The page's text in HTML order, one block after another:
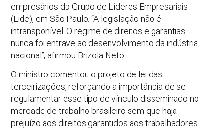
empresários do Grupo de Líderes Empresariais
(Lide), em São Paulo. “A legislação não é
intransponível. O regime de direitos e garantias
nunca foi entrave ao desenvolvimento da indústria
nacional”, afirmou Brizola Neto.
O ministro comentou o projeto de lei das
terceirizações, reforçando a importância de se
regulamentar esse tipo de vínculo disseminado no
mercado de trabalho brasileiro sem que haja
prejuízo aos direitos garantidos aos trabalhadores